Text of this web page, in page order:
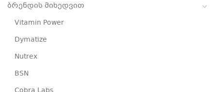
ბრენდის მიხედვით
Vitamin Power
Dymatize
Nutrex
BSN